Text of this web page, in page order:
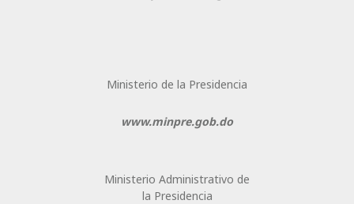
Ministerio de la Presidencia
www.minpre.gob.do
Ministerio Administrativo de
la Presidencia